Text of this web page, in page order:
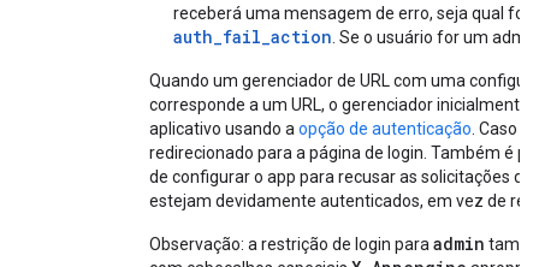
receberá uma mensagem de erro, seja qual for
auth_fail_action . Se o usuário for um
Quando um gerenciador de URL com uma
corresponde a um URL, o gerenciador inicialmente
aplicativo usando a opção de autenticação . Caso
redirecionado para a página de login. Também é
de configurar o app para recusar as solicitações
estejam devidamente autenticados, em vez de
Observação: a restrição de login para admin